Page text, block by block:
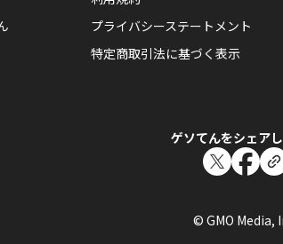
プライバシーステートメント
特定商取引法に基づく表示
ゲソてんをシェア
© GMO Media,